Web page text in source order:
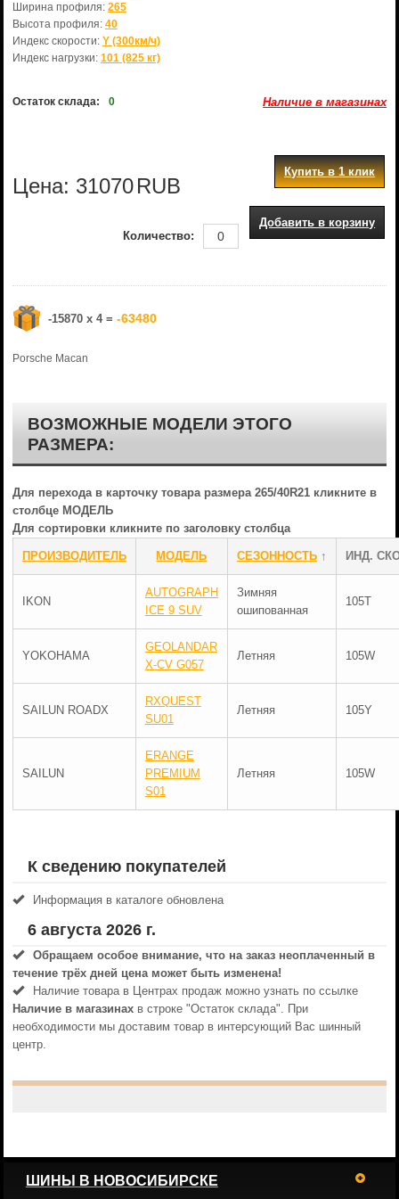
Ширина профиля: 265
Высота профиля: 40
Индекс скорости: Y (300км/ч)
Индекс нагрузки: 101 (825 кг)
Остаток склада: 0 Наличие в магазинах
Цена: 31070RUB
Купить в 1 клик
Добавить в корзину
Количество:
-15870 x 4 = -63480
Porsche Macan
ВОЗМОЖНЫЕ МОДЕЛИ ЭТОГО
РАЗМЕРА:
Для перехода в карточку товара размера 265/40R21 кликните в
столбце МОДЕЛЬ
Для сортировки кликните по заголовку столбца
ПРОИЗВОДИТЕЛЬ МОДЕЛЬ СЕЗОННОСТЬ↑ ИНД.
IKON
AUTOGRAPH
ICE 9 SUV
Зимняя
ошипованная
105T
YOKOHAMA
GEOLANDAR
X-CV G057
Летняя 105W
SAILUN ROADX
RXQUEST
SU01
Летняя 105Y
SAILUN
ERANGE
PREMIUM
S01
Летняя 105W
К сведению покупателей
Информация в каталоге обновлена
6 августа 2026 г.
Обращаем особое внимание, что на заказ неоплаченный в
течениe трёх дней цена может быть изменена!
Наличие товара в Центрах продаж можно узнать по ссылке
Наличие в магазинахв строке "Остаток склада". При
необходимости мы доставим товар в интерсующий Вас шинный
центр.
ШИНЫ В НОВОСИБИРСКЕ